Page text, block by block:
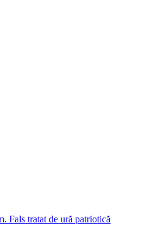
Fals tratat de ură patriotică